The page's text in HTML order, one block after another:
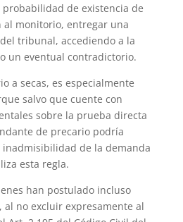
de existencia de
al monitorio, entregar una
tribunal, accediendo a la
un eventual contradictorio.
a secas, es especialmente
salvo que cuente con
sobre la prueba directa
de precario podría
de la demanda
esta regla.
han postulado incluso
al no excluir expresamente al